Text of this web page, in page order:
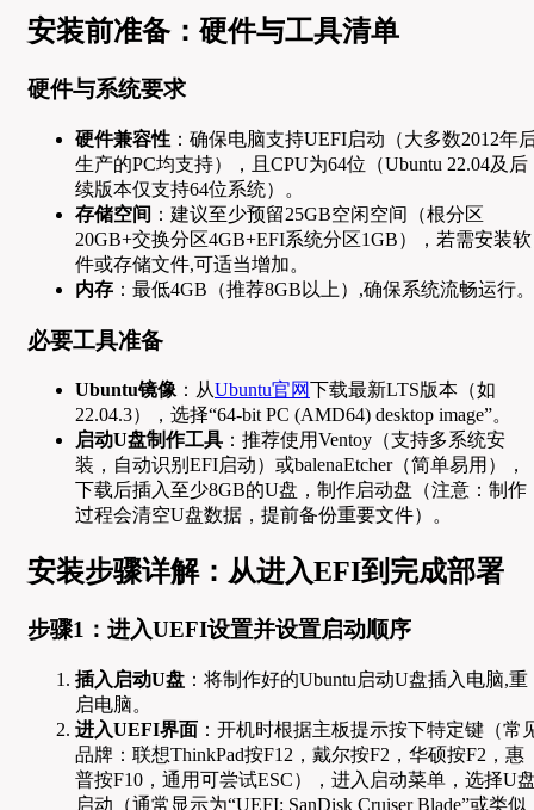
安装前准备：硬件与工具清单
硬件与系统要求
硬件兼容性 ：确保电脑支持UEFI启动（大多数2012年
生产的PC均支持），且CPU为64位（Ubuntu 22.04及后
续版本仅支持64位系统）。
存储空间 ：建议至少预留25GB空闲空间（根分区
20GB+交换分区4GB+EFI系统分区1GB），若需安装软
件或存储文件,可适当增加。
内存 ：最低4GB（推荐8GB以上）,确保系统流畅运行。
必要工具准备
Ubuntu镜像：从Ubuntu官网下载最新LTS版本（如
22.04.3），选择“64-bit PC (AMD64) desktop image”。
启动U盘制作工具 ：推荐使用Ventoy（支持多系统安
装，自动识别EFI启动）或balenaEtcher（简单易用），
下载后插入至少8GB的U盘，制作启动盘（注意：制作
过程会清空U盘数据，提前备份重要文件）。
安装步骤详解：从进入EFI到完成部署
步骤1：进入UEFI设置并设置启动顺序
插入启动U盘 ：将制作好的Ubuntu启动U盘插入电脑,重
启电脑。
进入UEFI界面 ：开机时根据主板提示按下特定键（常
品牌：联想ThinkPad按F12，戴尔按F2，华硕按F2，惠
普按F10，通用可尝试ESC），进入启动菜单，选择U
启动（通常显示为“UEFI: SanDisk Cruiser Blade”或类似